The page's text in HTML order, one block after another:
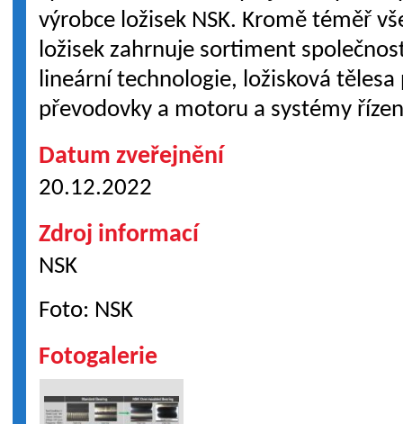
výrobce ložisek NSK. Kromě téměř
ložisek zahrnuje sortiment
lineární technologie, ložisková tělesa
převodovky a motoru a systémy
Datum zveřejnění
20.12.2022
Zdroj informací
NSK
Foto: NSK
Fotogalerie